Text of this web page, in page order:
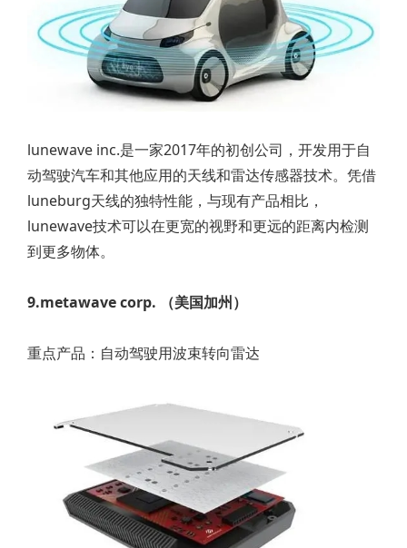
lunewave inc.是一家2017年的初创公司，开发用于自
动驾驶汽车和其他应用的天线和雷达传感器技术。凭借
luneburg天线的独特性能，与现有产品相比，
lunewave技术可以在更宽的视野和更远的距离内检测
到更多物体。
9.metawave corp. （美国加州）
重点产品：自动驾驶用波束转向雷达